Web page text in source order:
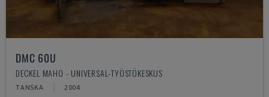
DMC 60U
DECKEL MAHO - UNIVERSAL-TYÖSTÖKESKUS
TANSKA 2004